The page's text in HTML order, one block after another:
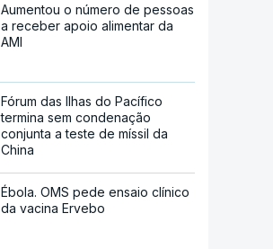
Aumentou o número de pessoas
a receber apoio alimentar da
AMI
Fórum das Ilhas do Pacífico
termina sem condenação
conjunta a teste de míssil da
China
Ébola. OMS pede ensaio clínico
da vacina Ervebo